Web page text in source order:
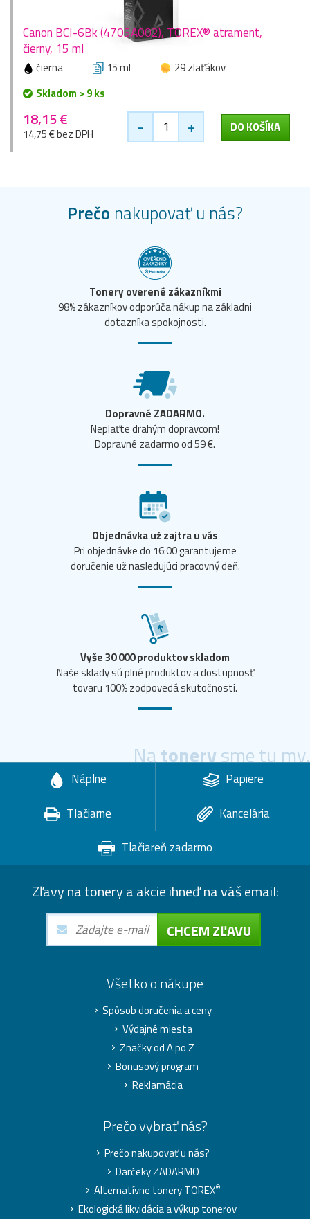
Canon BCI-6Bk (4705A002), TOREX® atrament,
čierny, 15 ml
čierna 15 ml
29 zlaťákov
Skladom > 9 ks
18,15 €
14,75 € bez DPH - + DO KOŠÍKA
Prečo nakupovať u nás?
Tonery overené zákazníkmi
98% zákazníkov odporúča nákup na základni
dotazníka spokojnosti.
Dopravné ZADARMO.
Neplaťte drahým dopravcom!
Dopravné zadarmo od 59 €.
Objednávka už zajtra u vás
Pri objednávke do 16:00 garantujeme
doručenie už nasledujúci pracovný deň.
Vyše 30 000 produktov skladom
Naše sklady sú plné produktov a dostupnosť
tovaru 100% zodpovedá skutočnosti.
Natonerysme tu my.
Náplne
Papiere
Tlačiarne
Kancelária
Tlačiareň zadarmo
Zľavy na tonery a akcie ihneď na váš email:
CHCEM ZĽAVU
Všetko o nákupe
Spôsob doručenia a ceny
Výdajné miesta
Značky od A po Z
Bonusový program
Reklamácia
Prečo vybrať nás?
Prečo nakupovať u nás?
Darčeky ZADARMO
Alternatívne tonery TOREX®
Ekologická likvidácia a výkup tonerov